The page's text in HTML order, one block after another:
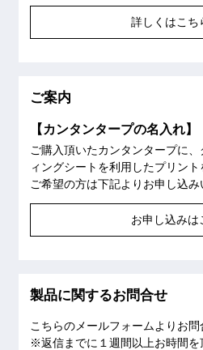
詳しくはこち
ご案内
【カンタンタープの名入れ】
ご購入頂いたカンタンタープに
ィングシートを利用したプリント
ご希望の方は下記よりお申し込み
お申し込みは
製品に関するお問合せ
こちらのメールフォームよりお問
※返信までに１週間以上お時間を